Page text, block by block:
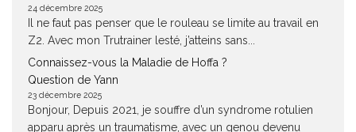
24 décembre 2025
Il ne faut pas penser que le rouleau se limite au travail en
Z2. Avec mon Trutrainer lesté, j’atteins sans...
Connaissez-vous la Maladie de Hoffa ?
Question de Yann
23 décembre 2025
Bonjour, Depuis 2021, je souffre d’un syndrome rotulien
apparu après un traumatisme, avec un genou devenu